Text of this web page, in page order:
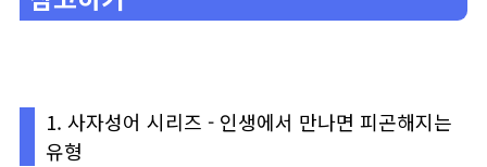
1. 사자성어 시리즈 - 인생에서 만나면 피곤해지는
유형